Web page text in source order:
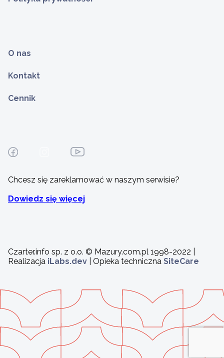
O nas
Kontakt
Cennik
Chcesz się zareklamować w naszym serwisie?
Dowiedz się więcej
Czarter.info sp. z o.o. © Mazury.com.pl 1998-2022 |
Realizacja iLabs.dev | Opieka techniczna SiteCare